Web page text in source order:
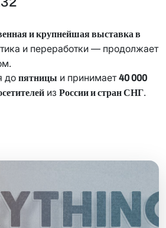
и крупнейшая выставка в
и переработки — продолжает
до пятницы и принимает40 000
из России и стран СНГ.